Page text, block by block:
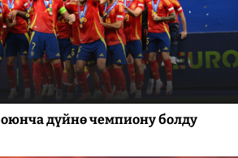
дүйнө чемпиону болду